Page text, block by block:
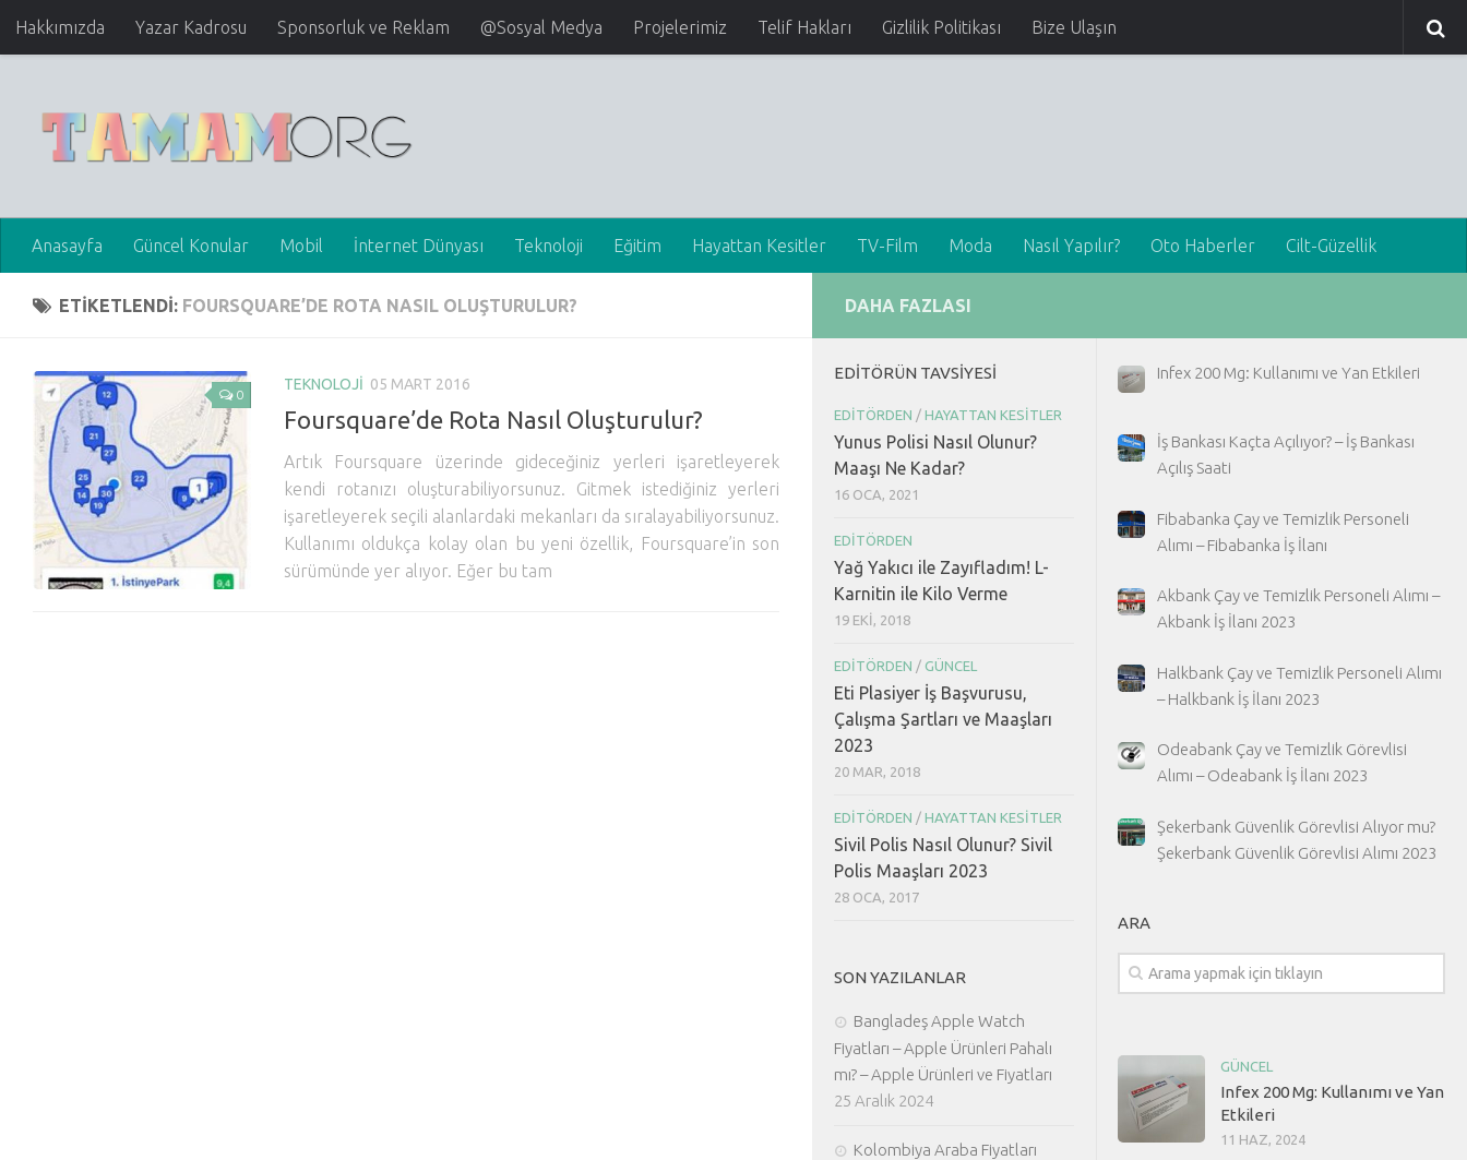
Hakkımızda Yazar Kadrosu Sponsorluk ve Reklam @Sosyal Medya Projelerimiz Telif Hakları Gizlilik Politikası Bize Ulaşın
Anasayfa Güncel Konular Mobil İnternet Dünyası Teknoloji Eğitim Hayattan Kesitler TV-Film Moda Nasıl Yapılır? Oto Haberler Cilt-Güzellik
ETIKETLENDI: FOURSQUARE’DE ROTA NASIL OLUŞTURULUR?
0
TEKNOLOJI 05 MART 2016
Foursquare’de Rota Nasıl Oluşturulur?
Artık Foursquare üzerinde gideceğiniz yerleri işaretleyerek
kendi rotanızı oluşturabiliyorsunuz. Gitmek istediğiniz yerleri
işaretleyerek seçili alanlardaki mekanları da sıralayabiliyorsunuz.
Kullanımı oldukça kolay olan bu yeni özellik, Foursquare’in son
sürümünde yer alıyor. Eğer bu tam
Infex 200 Mg: Kullanımı ve Yan Etkileri
İş Bankası Kaçta Açılıyor? – İş Bankası
Açılış Saati
Fibabanka Çay ve Temizlik Personeli
Alımı – Fibabanka İş İlanı
Akbank Çay ve Temizlik Personeli Alımı –
Akbank İş İlanı 2023
Halkbank Çay ve Temizlik Personeli Alımı
– Halkbank İş İlanı 2023
Odeabank Çay ve Temizlik Görevlisi
Alımı – Odeabank İş İlanı 2023
Şekerbank Güvenlik Görevlisi Alıyor mu?
Şekerbank Güvenlik Görevlisi Alımı 2023
ARA
GÜNCEL
Infex 200 Mg: Kullanımı ve Yan
Etkileri
11 HAZ, 2024
DAHA FAZLASI
EDITÖRÜN TAVSIYESI
EDITÖRDEN / HAYATTAN KESITLER
Yunus Polisi Nasıl Olunur?
Maaşı Ne Kadar?
16 OCA, 2021
EDITÖRDEN
Yağ Yakıcı ile Zayıfladım! L-
Karnitin ile Kilo Verme
19 EKI, 2018
EDITÖRDEN / GÜNCEL
Eti Plasiyer İş Başvurusu,
Çalışma Şartları ve Maaşları
2023
20 MAR, 2018
EDITÖRDEN / HAYATTAN KESITLER
Sivil Polis Nasıl Olunur? Sivil
Polis Maaşları 2023
28 OCA, 2017
SON YAZILANLAR
Bangladeş Apple Watch
Fiyatları – Apple Ürünleri Pahalı
mı? – Apple Ürünleri ve Fiyatları
25 Aralık 2024
Kolombiya Araba Fiyatları